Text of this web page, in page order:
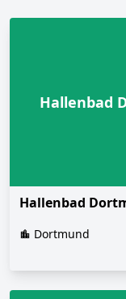
Hallenbad
Hallenbad
Dortmund